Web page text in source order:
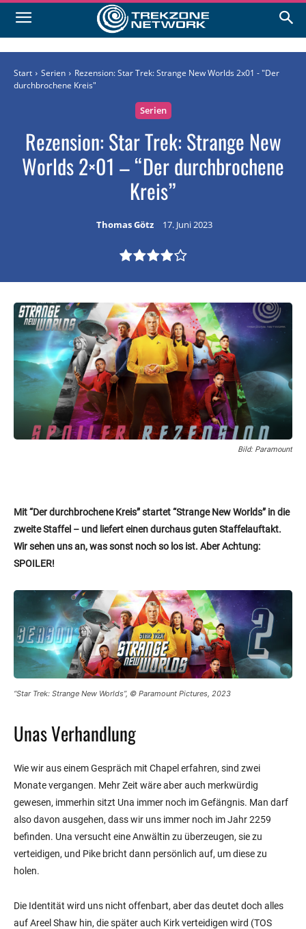
Start Serien
Rezension: Star Trek: Strange New Worlds 2x01 - "Der
durchbrochene Kreis"
Serien
Rezension: Star Trek: Strange New
Worlds 2×01 – “Der durchbrochene
Kreis”
Thomas Götz 17. Juni 2023
Bild: Paramount
Mit “Der durchbrochene Kreis” startet “Strange New Worlds” in die
zweite Staffel – und liefert einen durchaus guten Staffelauftakt.
Wir sehen uns an, was sonst noch so los ist. Aber Achtung:
SPOILER!
“Star Trek: Strange New Worlds”, © Paramount Pictures, 2023
Unas Verhandlung
Wie wir aus einem Gespräch mit Chapel erfahren, sind zwei
Monate vergangen. Mehr Zeit wäre aber auch merkwürdig
gewesen, immerhin sitzt Una immer noch im Gefängnis. Man darf
also davon ausgehen, dass wir uns immer noch im Jahr 2259
befinden. Una versucht eine Anwältin zu überzeugen, sie zu
verteidigen, und Pike bricht dann persönlich auf, um diese zu
holen.
Die Identität wird uns nicht offenbart, aber das deutet doch alles
auf Areel Shaw hin, die später auch Kirk verteidigen wird (TOS